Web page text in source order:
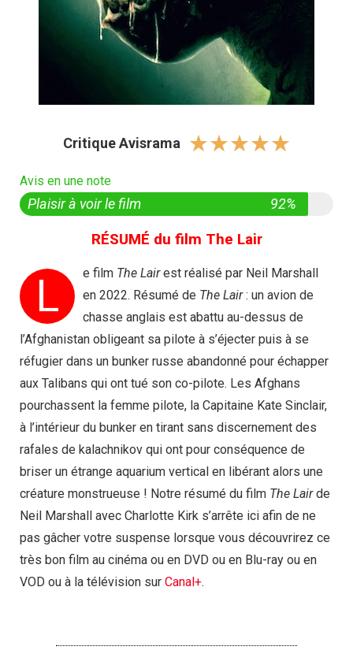
Critique Avisrama ☆☆☆☆☆
Avis en une note
Plaisir à voir le film 92%
RÉSUMÉ du film The Lair
L e film The Lairest réalisé par Neil Marshall
en 2022. Résumé de The Lair: un avion de
chasse anglais est abattu au-dessus de
l’Afghanistan obligeant sa pilote à s’éjecter puis à se
réfugier dans un bunker russe abandonné pour échapper
aux Talibans qui ont tué son co-pilote. Les Afghans
pourchassent la femme pilote, la Capitaine Kate Sinclair,
à l’intérieur du bunker en tirant sans discernement des
rafales de kalachnikov qui ont pour conséquence de
briser un étrange aquarium vertical en libérant alors une
créature monstrueuse ! Notre résumé du film The Lairde
Neil Marshall avec Charlotte Kirk s’arrête ici afin de ne
pas gâcher votre suspense lorsque vous découvrirez ce
très bon film au cinéma ou en DVD ou en Blu-ray ou en
VOD ou à la télévision sur Canal+.